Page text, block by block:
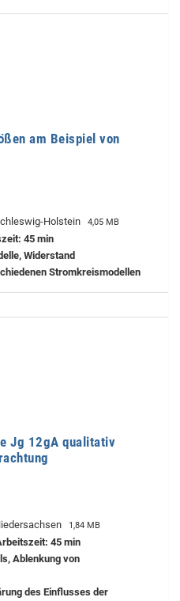
am Beispiel von
Holstein 4,05 MB
45 min
Widerstand
Stromkreismodellen
Jg 12gA qualitativ
1,84 MB
45 min
Ablenkung von
des Einflusses der